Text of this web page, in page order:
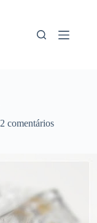
2 comentários